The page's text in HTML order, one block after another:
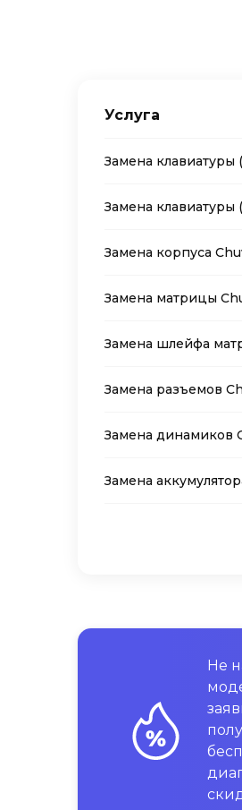
Услуга
Замена клавиатуры
Замена клавиатуры
Замена корпуса
Замена матрицы
Замена шлейфа
Замена разъемов
Замена динамиков
Замена
Не